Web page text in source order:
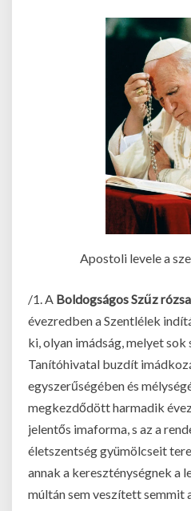
Apostoli levele a
/1. A Boldogságos Szűz
évezredben a Szentlélek
ki, olyan imádság, melyet sok
Tanítóhivatal buzdít
egyszerűségében és
megkezdődött harmadik
jelentős imaforma, s az a
életszentség gyümölcseit
annak a kereszténységnek a
múltán sem veszített semmit